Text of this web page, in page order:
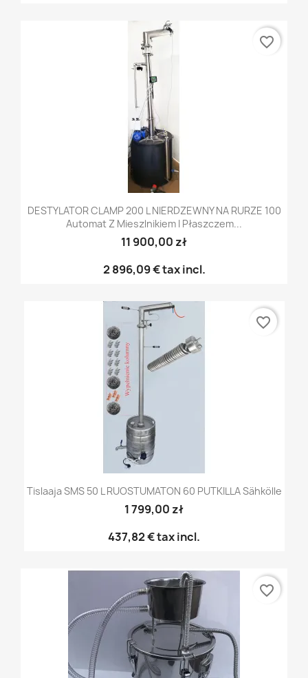
DESTYLATOR CLAMP 200 L NIERDZEWNY NA RURZE 100
Automat Z Mieszlnikiem I Płaszczem...
11 900,00 zł
2 896,09 €tax incl.
favorite_border
Tislaaja SMS 50 L RUOSTUMATON 60 PUTKILLA Sähkölle
1 799,00 zł
437,82 €tax incl.
favorite_border
favorite_border